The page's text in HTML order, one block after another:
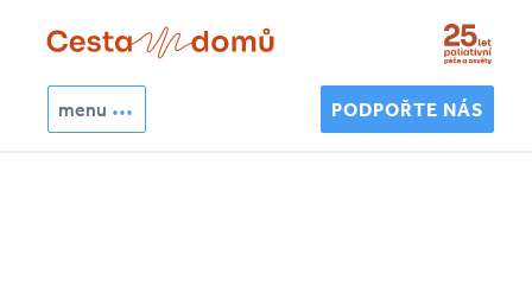
Přejít k hlavnímu obsahu
menu PODPOŘTE NÁS